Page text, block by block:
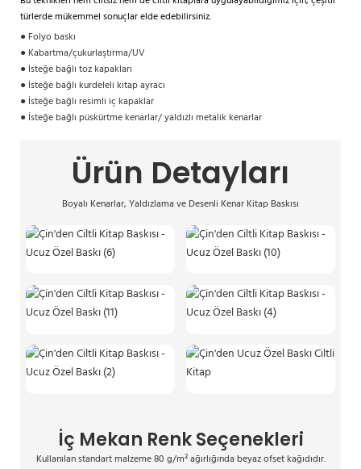
türlerde mükemmel sonuçlar elde edebilirsiniz.
● Folyo baskı
● Kabartma/çukurlaştırma/UV
● İsteğe bağlı toz kapakları
● İsteğe bağlı kurdeleli kitap ayracı
● İsteğe bağlı resimli iç kapaklar
● İsteğe bağlı püskürtme kenarlar/yaldızlı metalik kenarlar
Ürün Detayları
Boyalı Kenarlar, Yaldızlama ve Desenli Kenar Kitap Baskısı
İç Mekan Renk Seçenekleri
Kullanılan standart malzeme 80 g/m² ağırlığında beyaz ofset kağıdıdır.